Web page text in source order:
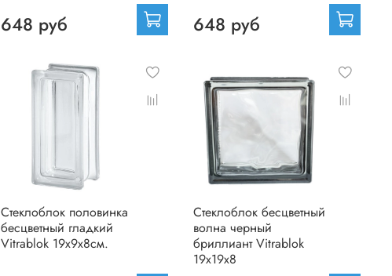
648 руб 648 руб
Стеклоблок половинка
бесцветный гладкий
Vitrablok 19х9х8см.
Стеклоблок бесцветный
волна черный
бриллиант Vitrablok
19х19х8